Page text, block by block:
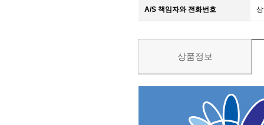
A/S 책임자와 전화번호
상품정보